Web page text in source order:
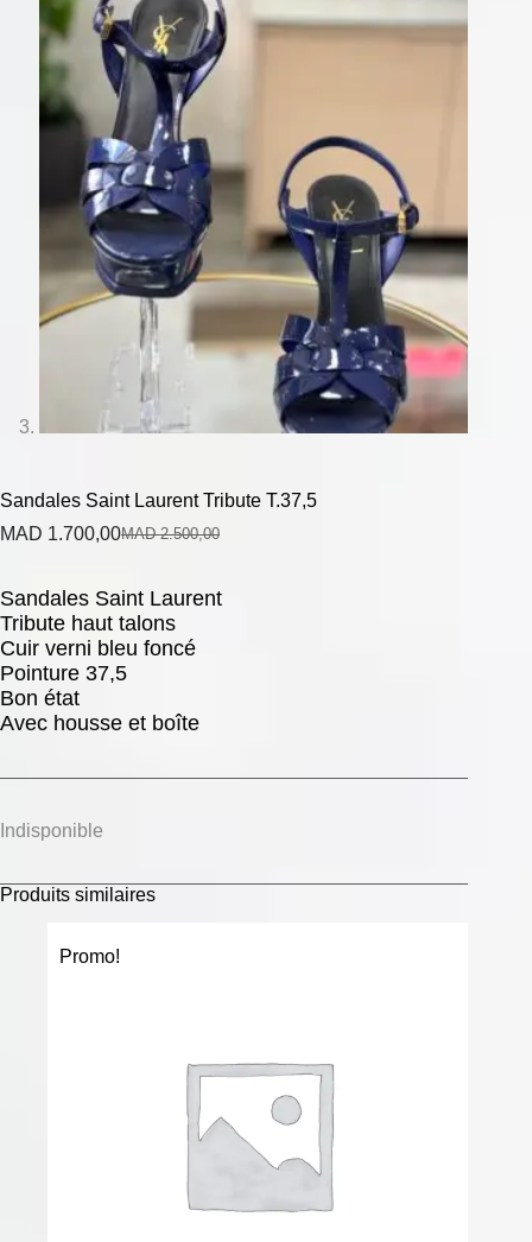
Sandales Saint Laurent Tribute T.37,5
MAD2.500,00
MAD 1.700,00
Sandales Saint Laurent
Tribute haut talons
Cuir verni bleu foncé
Pointure 37,5
Bon état
Avec housse et boîte
Indisponible
Produits similaires
Promo!